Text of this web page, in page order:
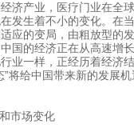
济产业，医疗门业在全
发生着不小的变化。在
应的变局，由粗放型的
国的经济正在从高速增
业一样，正经历着经济
”将给中国带来新的发展
市场变化